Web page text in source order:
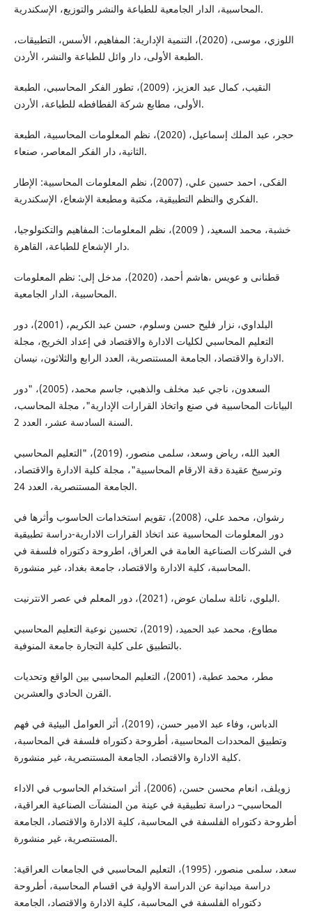
المحاسبية، الدار الجامعية للطباعة والنشر والتوزيع، الإسكندرية.
اللوزي، موسى، (2020)، التنمية الإدارية: المفاهيم، الأسس، التطبيقات،
الطبعة الأولى، دار وائل للطباعة والنشر، الأردن.
النقيب، كمال عبد العزيز، (2009)، تطور الفكر المحاسبي، الطبعة
الأولى، مطابع شركة الفطافطه للطباعة، الأردن.
حجر، عبد الملك إسماعيل، (2020)، نظم المعلومات المحاسبية، الطبعة
الثانية، دار الفكر المعاصر، صنعاء.
الفکی، احمد حسين علي، (2007)، نظم المعلومات المحاسبية: الإطار
الفكري والنظم التطبيقية، مكتبة ومطبعة الإشعاع، الإسكندرية.
خشبة، محمد السعيد، ( 2009)، نظم المعلومات: المفاهيم والتكنولوجيا،
دار الإشعاع للطباعة، القاهرة.
قطنانی و عویس ،هاشم أحمد، (2020)، مدخل إلى: نظم المعلومات
المحاسبية، الدار الجامعية.
البلداوي، نزار فليح حسن وسلوم، حسن عبد الكريم، (2001)، دور
التعليم المحاسبي لكليات الادارة والاقتصاد في إعداد الخريج، مجلة
الادارة والاقتصاد، الجامعة المستنصرية، العدد الرابع والثلاثون، نيسان.
السعدون، ناجي عبد مخلف والذهبي، جاسم محمد، (2005)، "دور
البيانات المحاسبية في صنع واتخاذ القرارات الإدارية"، مجلة المحاسب،
السنة السادسة عشر، العدد 2.
العبد الله، رياض وسعد، سلمى منصور، (2019)، "التعليم المحاسبي
وترسيخ عقيدة دقة الارقام المحاسبية"، مجلة كلية الادارة والاقتصاد،
الجامعة المستنصرية، العدد 24.
رشوان، محمد علي، (2008)، تقويم استخدامات الحاسوب وأثرها في
دور المعلومات المحاسبية عند اتخاذ القرارات الادارية-دراسة تطبيقية
في الشركات الصناعية العامة في العراق، اطروحة دكتوراه فلسفة في
المحاسبة، كلية الادارة والاقتصاد، جامعة بغداد، غير منشورة.
البلوي، نائلة سلمان عوض، (2021)، دور المعلم في عصر الانترنيت.
مطاوع، محمد عبد الحميد، (2019)، تحسين نوعية التعليم المحاسبي
بالتطبيق على كلية التجارة جامعة المنوفية.
مطر، محمد عطية، (2001)، التعليم المحاسبي بين الواقع وتحديات
القرن الحادي والعشرين.
الدباس، وفاء عبد الامير حسن، (2019)، أثر العوامل البيئية في فهم
وتطبيق المحددات المحاسبية، أطروحة دكتوراه فلسفة في المحاسبة،
كلية الادارة والاقتصاد، الجامعة المستنصرية، غير منشورة.
زويلف، انعام محسن حسن، (2006)، أثر استخدام الحاسوب في الاداء
المحاسبي– دراسة تطبيقية في عينة من المنشآت الصناعية العراقية،
أطروحة دكتوراه الفلسفة في المحاسبة، كلية الادارة والاقتصاد، الجامعة
المستنصرية، غير منشورة.
سعد، سلمى منصور، (1995)، التعليم المحاسبي في الجامعات العراقية:
دراسة ميدانية عن الدراسة الاولية في اقسام المحاسبة، أطروحة
دكتوراه الفلسفة في المحاسبة، كلية الادارة والاقتصاد، الجامعة